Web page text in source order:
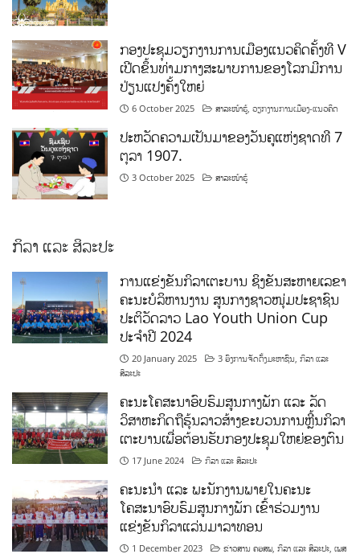
ກອງປະຊຸມວຽກງານການເມືອງແນວຄິດຄັ້ງທີ V
ເປີດຂຶ້ນທ່າມກາງສະພາບການຂອງໂລກມີການ
ປ່ຽນແປງຄັ້ງໃຫຍ່
6 October 2025 ສາລະໜ້າຮູ້ ,ວຽກງານການເມືອງ-ແນວຄິດ
ປະຫວັດຄວາມເປັນມາຂອງວັນຄູແຫ່ງຊາດທີ 7
ຕຸລາ 1907.
3 October 2025 ສາລະໜ້າຮູ້
ກິລາ ແລະ ສິລະປະ
ການແຂ່ງຂັນກິລາເຕະບານ ຊິງຂັນສະຫາຍເລຂາ
ຄະນະບໍລິຫານງານ ສູນກາງຊາວໜຸ່ມປະຊາຊົນ
ປະຕິວັດລາວ Lao Youth Union Cup
ປະຈຳປີ 2024
20 January 2025 3 ອົງການຈັດຕັ້ງມະຫາຊົນ ,ກິລາ ແລະ
ສິລະປະ
ຄະນະໂຄສະນາອົບຮົມສູນກາງພັກ ແລະ ລັດ
ວິສາຫະກິດຖືຮຸ້ນລາວສ້າງຂະບວນການຫຼີ້ນກິລາ
ເຕະບານເພື່ອຕ້ອນຮັບກອງປະຊຸມໃຫຍ່ຂອງຕົນ
17 June 2024 ກິລາ ແລະ ສິລະປະ
ຄະນະນຳ ແລະ ພະນັກງານພາຍໃນຄະນະ
ໂຄສະນາອົບຮົມສູນກາງພັກ ເຂົ້າຮ່ວມງານ
ແຂ່ງຂັນກິລາແລ່ນມາລາທອນ
1 December 2023 ຂ່າວສານ ຄອສພ ,ກິລາ ແລະ ສິລະປະ ,ເພສ